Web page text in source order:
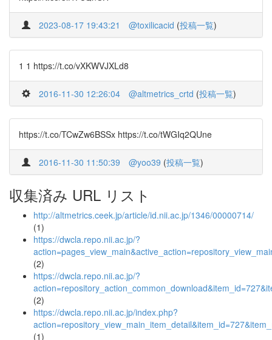
2023-08-17 19:43:21 @toxilicacid (投稿一覧)
1 1 https://t.co/vXKWVJXLd8
2016-11-30 12:26:04 @altmetrics_crtd (投稿一覧)
https://t.co/TCwZw6BSSx https://t.co/tWGIq2QUne
2016-11-30 11:50:39 @yoo39 (投稿一覧)
収集済み URL リスト
http://altmetrics.ceek.jp/article/id.nii.ac.jp/1346/00000714/
(1)
https://dwcla.repo.nii.ac.jp/?
(2)
https://dwcla.repo.nii.ac.jp/?
(2)
https://dwcla.repo.nii.ac.jp/index.php?
(1)